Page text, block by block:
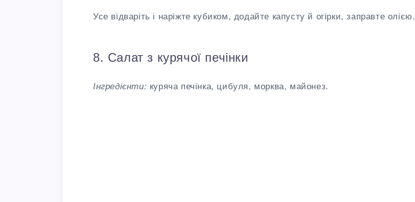
Усе відваріть і наріжте кубиком, додайте капусту й огірки, заправте олією.
8. Салат з курячої печінки
Інгредієнти: куряча печінка, цибуля, морква, майонез.